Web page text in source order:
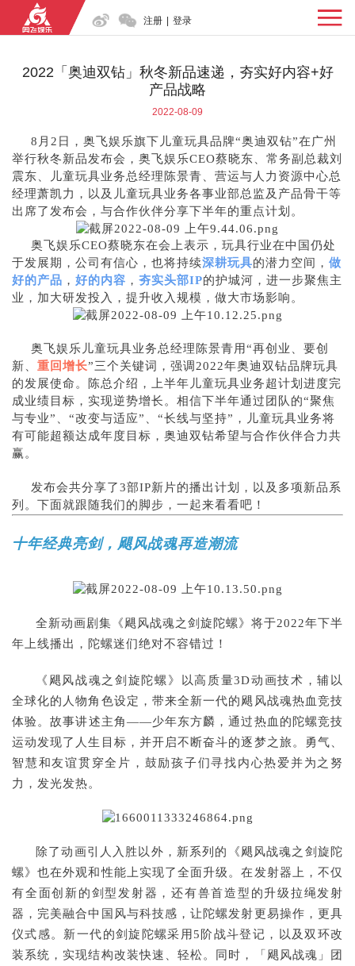
注册 | 登录
2022「奥迪双钻」秋冬新品速递，夯实好内容+好
产品战略
2022-08-09
8月2日，奥飞娱乐旗下儿童玩具品牌“奥迪双钻”在广州
举行秋冬新品发布会，奥飞娱乐CEO蔡晓东、常务副总裁刘
震东、儿童玩具业务总经理陈景青、营运与人力资源中心总
经理萧凯力，以及儿童玩具业务各事业部总监及产品骨干等
出席了发布会，与合作伙伴分享下半年的重点计划。
奥飞娱乐CEO蔡晓东在会上表示，玩具行业在中国仍处
于发展期，公司有信心，也将持续深耕玩具的潜力空间， 做
好的产品 ， 好的内容 ， 夯实头部IP的护城河，进一步聚焦主
业，加大研发投入，提升收入规模，做大市场影响。
奥飞娱乐儿童玩具业务总经理陈景青用“再创业、要创
新、 重回增长”三个关键词，强调2022年奥迪双钻品牌玩具
的发展使命。陈总介绍，上半年儿童玩具业务超计划进度完
成业绩目标，实现逆势增长。相信下半年通过团队的“聚焦
与专业”、“改变与适应”、“长线与坚持”，儿童玩具业务将
有可能超额达成年度目标，奥迪双钻希望与合作伙伴合力共
赢。
发布会共分享了3部IP新片的播出计划，以及多项新品系
列。下面就跟随我们的脚步，一起来看看吧！
十年经典亮剑，飓风战魂再造潮流
全新动画剧集《飓风战魂之剑旋陀螺》将于2022年下半
年上线播出，陀螺迷们绝对不容错过！
《飓风战魂之剑旋陀螺》以高质量3D动画技术，辅以
全球化的人物角色设定，带来全新一代的飓风战魂热血竞技
体验。故事讲述主角——少年东方麟，通过热血的陀螺竞技
运动发现了人生目标，并开启不断奋斗的逐梦之旅。勇气、
智慧和友谊贯穿全片，鼓励孩子们寻找内心热爱并为之努
力，发光发热。
除了动画引人入胜以外，新系列的《飓风战魂之剑旋陀
螺》也在外观和性能上实现了全面升级。在发射器上，不仅
有全面创新的剑型发射器，还有兽首造型的升级拉绳发射
器，完美融合中国风与科技感，让陀螺发射更易操作，更具
仪式感。新一代的剑旋陀螺采用5阶战斗登记，以及双环改
装系统，实现结构改装快速、轻松。同时，「飓风战魂」团